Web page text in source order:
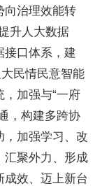
向治理效能转
升人大数据
接口体系，建
民情民意智能
加强与“一府
，构建多跨协
，加强学习、改
汇聚外力、形成
效、迈上新台